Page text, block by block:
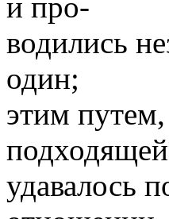
водились
один;
этим
удавалось